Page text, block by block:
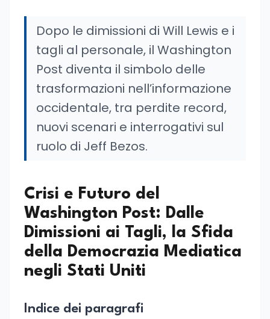
Dopo le dimissioni di Will Lewis e i
tagli al personale, il Washington
Post diventa il simbolo delle
trasformazioni nell’informazione
occidentale, tra perdite record,
nuovi scenari e interrogativi sul
ruolo di Jeff Bezos.
Crisi e Futuro del
Washington Post: Dalle
Dimissioni ai Tagli, la Sfida
della Democrazia Mediatica
negli Stati Uniti
Indice dei paragrafi